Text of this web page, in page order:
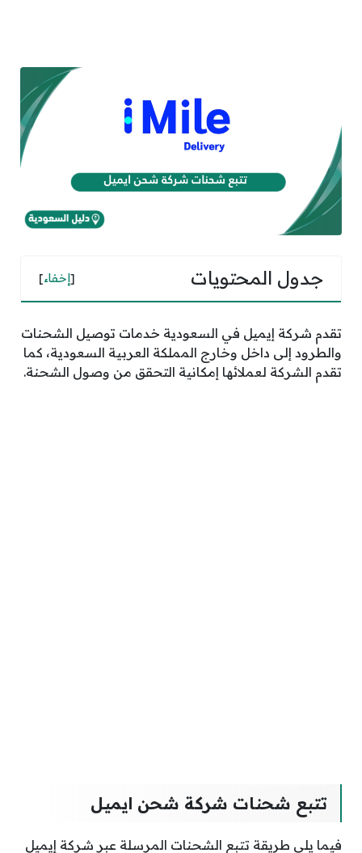
جدول المحتويات [إخفاء]
تقدم شركة إيميل في السعودية خدمات توصيل الشحنات
والطرود إلى داخل وخارج المملكة العربية السعودية، كما
تقدم الشركة لعملائها إمكانية التحقق من وصول الشحنة.
تتبع شحنات شركة شحن ايميل
فيما يلي طريقة تتبع الشحنات المرسلة عبر شركة إيميل